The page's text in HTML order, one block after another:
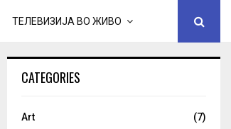
ТЕЛЕВИЗИЈА ВО ЖИВО
CATEGORIES
Art
(7)